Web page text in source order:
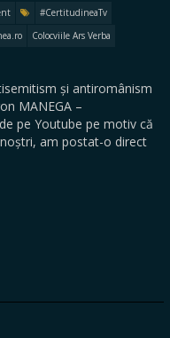
#CertitudineaTv
Colocviile Ars Verba
și antiromânism
MANEGA –
pe Youtube pe motiv că
am postat-o direct